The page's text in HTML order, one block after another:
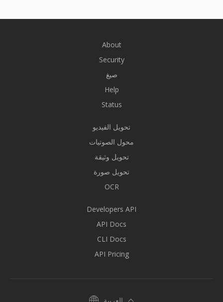
About
Security
صيغ
Help
Status
تحويل الفيديو
محول الصوتيات
تحويل وثيقة
تحويل صورة
OCR
Developers API
API Docs
CLI Docs
API Pricing